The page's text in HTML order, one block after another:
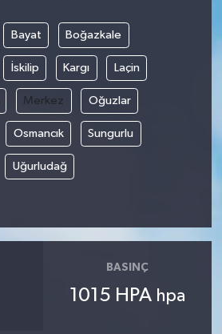
Bayat Boğazkale
İskilip Kargı Laçin
Merkez Oğuzlar
Osmancık Sungurlu
Uğurludağ
BASINÇ
1015 HPA hpa